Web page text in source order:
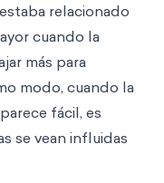
relacionado
cuando la
más para
modo, cuando la
fácil, es
se vean influidas